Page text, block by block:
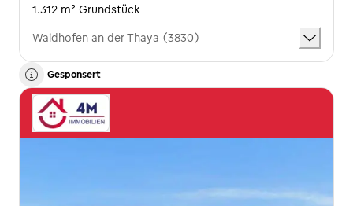
1.312 m² Grundstück
Waidhofen an der Thaya (3830)
Gesponsert